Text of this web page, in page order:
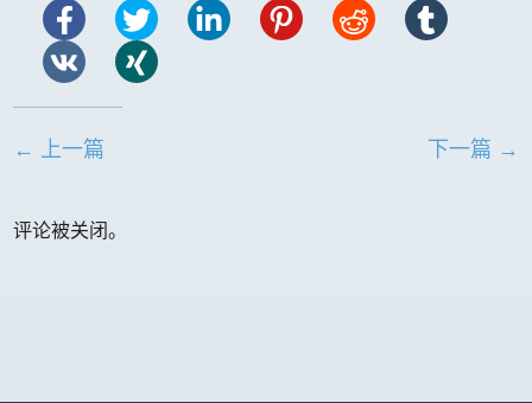
← 上一篇 下一篇 →
评论被关闭。